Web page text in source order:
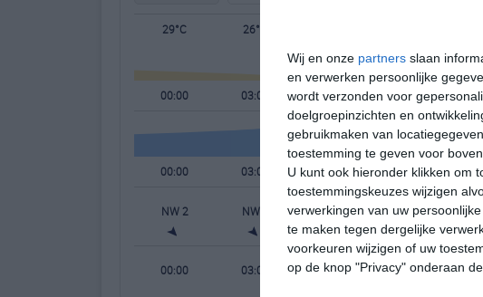
Wij en onze partners slaan
en verwerken persoonlijke
wordt verzonden voor
doelgroepinzichten en
gebruikmaken van
toestemming te geven voor
U kunt ook hieronder klikken om
toestemmingskeuzes wijzigen
verwerkingen van uw
te maken tegen dergelijke
voorkeuren wijzigen of uw
op de knop "Privacy" onderaan
29°C 26°C
00:00 03:00 06:00 09:00
00:00 03:00 06:00 09:00
NW 2 NW 2 WNW 1 N 1
00:00 03:00 06:00 09:00